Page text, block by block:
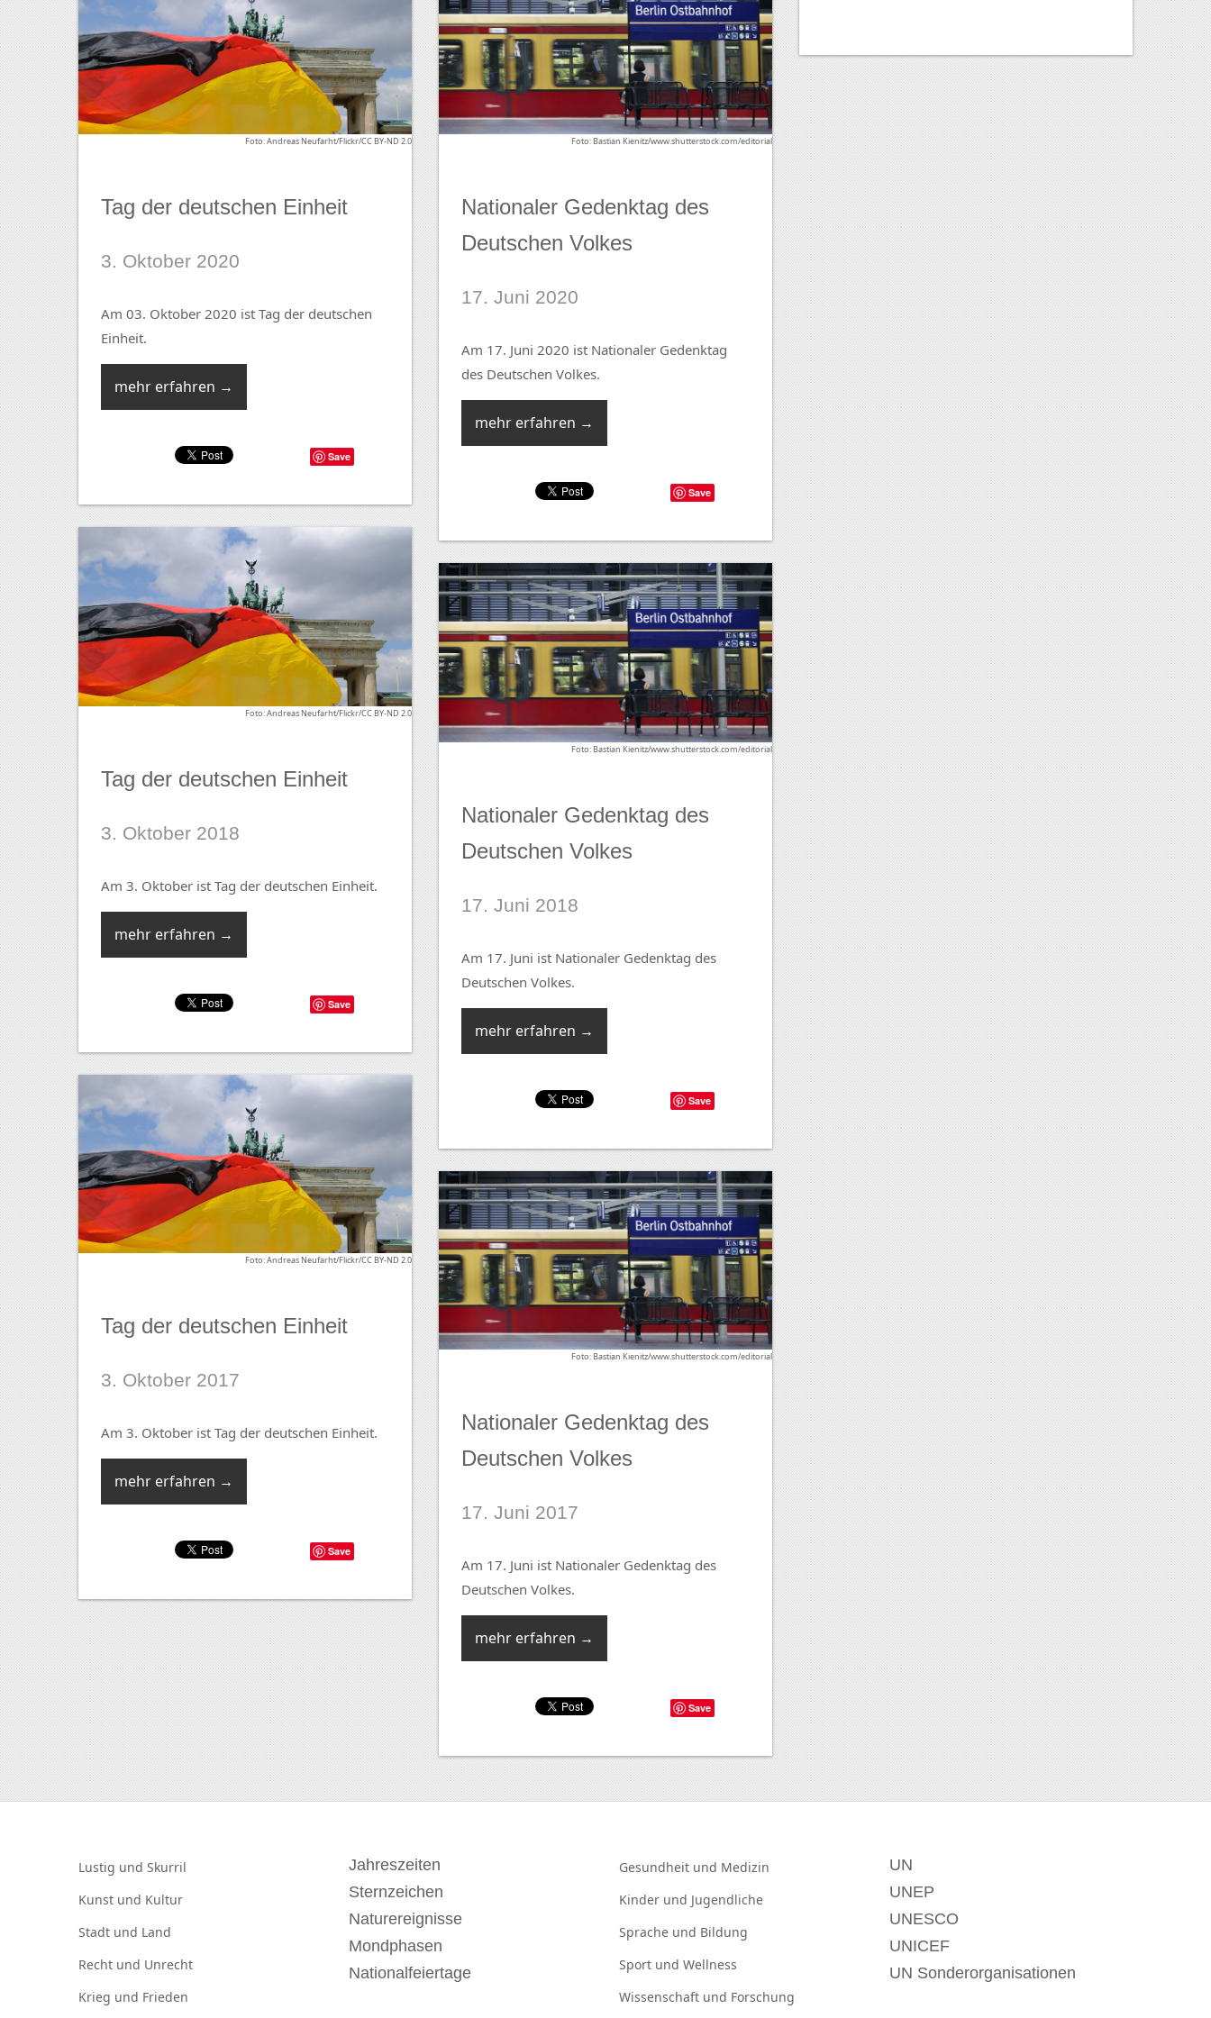
Foto: Andreas Neufarht/Flickr/CC BY-ND 2.0
Tag der deutschen Einheit
3. Oktober 2020
Am 03. Oktober 2020 ist Tag der deutschen
Einheit.
mehr erfahren →
Save
Foto: Bastian Kienitz/www.shutterstock.com/editorial
Nationaler Gedenktag des
Deutschen Volkes
17. Juni 2020
Am 17. Juni 2020 ist Nationaler Gedenktag
des Deutschen Volkes.
mehr erfahren →
Save
Foto: Andreas Neufarht/Flickr/CC BY-ND 2.0
Tag der deutschen Einheit
3. Oktober 2018
Am 3. Oktober ist Tag der deutschen Einheit.
mehr erfahren →
Save
Foto: Bastian Kienitz/www.shutterstock.com/editorial
Nationaler Gedenktag des
Deutschen Volkes
17. Juni 2018
Am 17. Juni ist Nationaler Gedenktag des
Deutschen Volkes.
mehr erfahren →
Save
Foto: Andreas Neufarht/Flickr/CC BY-ND 2.0
Tag der deutschen Einheit
3. Oktober 2017
Am 3. Oktober ist Tag der deutschen Einheit.
mehr erfahren →
Save
Foto: Bastian Kienitz/www.shutterstock.com/editorial
Nationaler Gedenktag des
Deutschen Volkes
17. Juni 2017
Am 17. Juni ist Nationaler Gedenktag des
Deutschen Volkes.
mehr erfahren →
Save
Lustig und Skurril
Kunst und Kultur
Stadt und Land
Recht und Unrecht
Krieg und Frieden
Jahreszeiten
Sternzeichen
Naturereignisse
Mondphasen
Nationalfeiertage
Gesundheit und Medizin
Kinder und Jugendliche
Sprache und Bildung
Sport und Wellness
Wissenschaft und Forschung
UN
UNEP
UNESCO
UNICEF
UN Sonderorganisationen